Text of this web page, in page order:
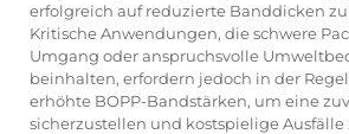
erfolgreich auf reduzierte Banddicken
Kritische Anwendungen, die schwere
Umgang oder anspruchsvolle
beinhalten, erfordern jedoch in der
erhöhte BOPP-Bandstärken, um eine
sicherzustellen und kostspielige Ausfälle